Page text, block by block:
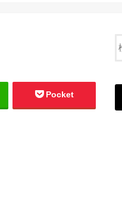
Pocket